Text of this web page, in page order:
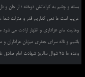
بسته و چشم به کراماتش دوخته ؛ از جان و
غریب است ما نمی گذاریم قدر و منزلت شما
وهابیت مانع عزاداری و اظهار ارادت می شود
باشیم و ناله سرای جعفری میزبان عزاداران و
وعده ما 25 شوال سالروز شهادت امام صادق علیه السلام